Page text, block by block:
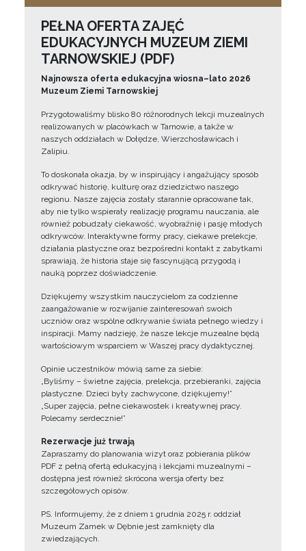
PEŁNA OFERTA ZAJĘĆ
EDUKACYJNYCH MUZEUM ZIEMI
TARNOWSKIEJ (PDF)
Najnowsza oferta edukacyjna wiosna–lato 2026
Muzeum Ziemi Tarnowskiej
Przygotowaliśmy blisko 80 różnorodnych lekcji muzealnych
realizowanych w placówkach w Tarnowie, a także w
naszych oddziałach w Dołędze, Wierzchosławicach i
Zalipiu.
To doskonała okazja, by w inspirujący i angażujący sposób
odkrywać historię, kulturę oraz dziedzictwo naszego
regionu. Nasze zajęcia zostały starannie opracowane tak,
aby nie tylko wspierały realizację programu nauczania, ale
również pobudzały ciekawość, wyobraźnię i pasję młodych
odkrywców. Interaktywne formy pracy, ciekawe prelekcje,
działania plastyczne oraz bezpośredni kontakt z zabytkami
sprawiają, że historia staje się fascynującą przygodą i
nauką poprzez doświadczenie.
Dziękujemy wszystkim nauczycielom za codzienne
zaangażowanie w rozwijanie zainteresowań swoich
uczniów oraz wspólne odkrywanie świata pełnego wiedzy i
inspiracji. Mamy nadzieję, że nasze lekcje muzealne będą
wartościowym wsparciem w Waszej pracy dydaktycznej.
Opinie uczestników mówią same za siebie:
„Byliśmy – świetne zajęcia, prelekcja, przebieranki, zajęcia
plastyczne. Dzieci były zachwycone, dziękujemy!”
„Super zajęcia, pełne ciekawostek i kreatywnej pracy.
Polecamy serdecznie!”
Rezerwacje już trwają
Zapraszamy do planowania wizyt oraz pobierania plików
PDF z pełną ofertą edukacyjną i lekcjami muzealnymi –
dostępna jest również skrócona wersja oferty bez
szczegółowych opisów.
PS. Informujemy, że z dniem 1 grudnia 2025 r. oddział
Muzeum Zamek w Dębnie jest zamknięty dla
zwiedzających.